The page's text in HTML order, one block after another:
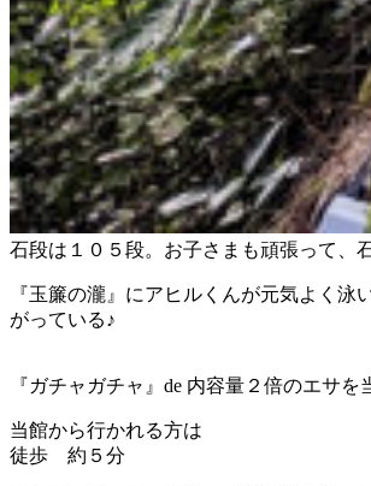
石段は１０５段。お子さまも頑張って、
『玉簾の瀧』にアヒルくんが元気よく泳
がっている♪
『ガチャガチャ』de 内容量２倍のエサを
当館から行かれる方は
徒歩 約５分